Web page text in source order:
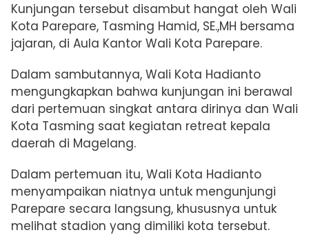
Kunjungan tersebut disambut hangat oleh Wali
Kota Parepare, Tasming Hamid, SE.,MH bersama
jajaran, di Aula Kantor Wali Kota Parepare.
Dalam sambutannya, Wali Kota Hadianto
mengungkapkan bahwa kunjungan ini berawal
dari pertemuan singkat antara dirinya dan Wali
Kota Tasming saat kegiatan retreat kepala
daerah di Magelang.
Dalam pertemuan itu, Wali Kota Hadianto
menyampaikan niatnya untuk mengunjungi
Parepare secara langsung, khususnya untuk
melihat stadion yang dimiliki kota tersebut.